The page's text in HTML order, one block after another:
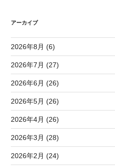
アーカイブ
2026年8月 (6)
2026年7月 (27)
2026年6月 (26)
2026年5月 (26)
2026年4月 (26)
2026年3月 (28)
2026年2月 (24)